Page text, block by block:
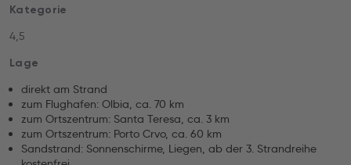
Kategorie
4,5
Lage
direkt am Strand
zum Flughafen: Olbia, ca. 70 km
zum Ortszentrum: Santa Teresa, ca. 3 km
zum Ortszentrum: Porto Crvo, ca. 60 km
Sandstrand: Sonnenschirme, Liegen, ab der 3. Strandreihe